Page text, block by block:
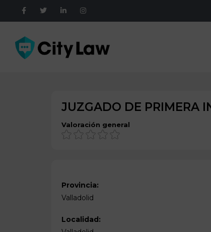
JUZGADO DE PRIMERA
Valoración general
Provincia:
Valladolid
Localidad: